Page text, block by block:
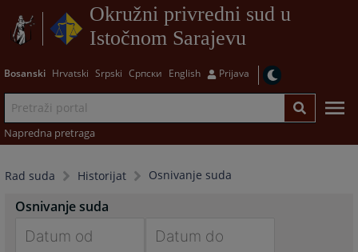
Okružni privredni sud u
Istočnom Sarajevu
Bosanski Hrvatski Srpski Српски English Prijava
Napredna pretraga
Rad suda Historijat Osnivanje suda
Osnivanje suda